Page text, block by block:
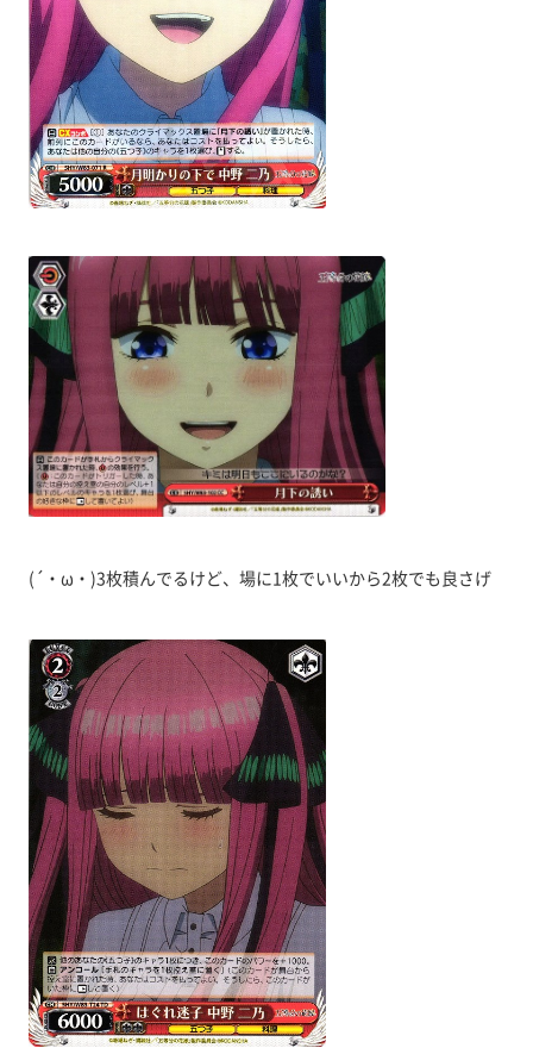
(´・ω・)3枚積んでるけど、場に1枚でいいから2枚でも良さげ